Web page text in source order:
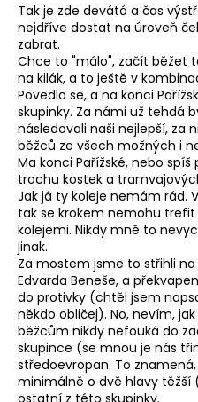
Tak je zde devátá a čas
nejdříve dostat na úroveň
zabrat.
Chce to "málo", začít běžet
na kilák, a to ještě v
Povedlo se, a na konci
skupinky. Za námi už tehdá
následovali naši nejlepší, za
běžců ze všech možných i
Ma konci Pařížské, nebo
trochu kostek a
Jak já ty koleje nemám rád.
tak se krokem nemohu
kolejemi. Nikdy mně to
jinak.
Za mostem jsme to střihli
Edvarda Beneše, a
do protivky (chtěl jsem
někdo obličej). No, nevím,
běžcům nikdy nefouká do
skupince (se mnou je nás
středoevropan. To
minimálně o dvě hlavy těžší
ostatní z této skupinky.
BĚŽECKÁ
BUNDA
RONHILL
STRIDE
SUNDOWN
JACKET
2
199
Kč
Původně:
3
000
Kč